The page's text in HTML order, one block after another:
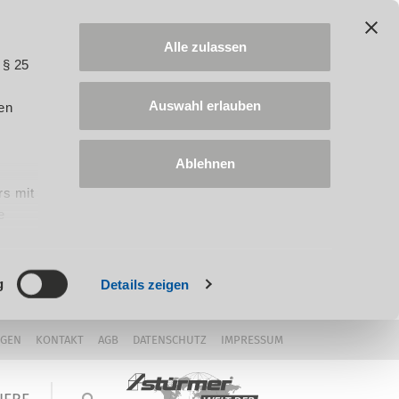
25
mit
Details zeigen
Alle zulassen
Auswahl erlauben
Ablehnen
KONTAKT AGB DATENSCHUTZ IMPRESSUM